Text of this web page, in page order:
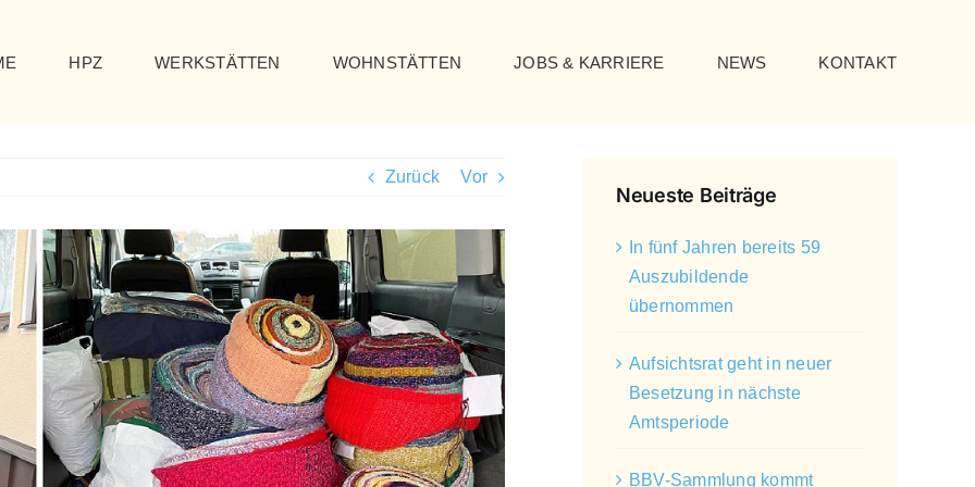
HPZ WERKSTÄTTEN WOHNSTÄTTEN JOBS & KARRIERE NEWS KONTAKT
Zurück Vor
Neueste Beiträge
In fünf Jahren bereits 59
Auszubildende
übernommen
Aufsichtsrat geht in neuer
Besetzung in nächste
Amtsperiode
BBV-Sammlung kommt